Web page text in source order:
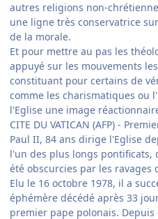
autres religions non-
une ligne très conservatrice
de la morale.
Et pour mettre au pas les
appuyé sur les mouvements
constituant pour certains de
comme les charismatiques ou
l'Eglise une image
CITE DU VATICAN (AFP) -
Paul II, 84 ans dirige l'Eglise
l'un des plus longs pontificats,
été obscurcies par les ravages
Elu le 16 octobre 1978, il a
éphémère décédé après 33
premier pape polonais.